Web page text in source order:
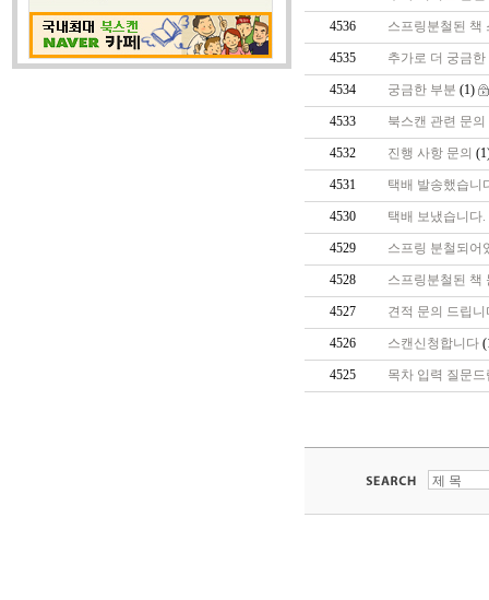
4536 스프링분철된 책
4535 추가로 더 궁금한
4534 궁금한 부분 (1)
4533 북스캔 관련 문의
4532 진행 사항 문의
4531 택배 발송했습니
4530 택배 보냈습니다.
4529 스프링 분철되어
4528 스프링분철된 책
4527 견적 문의 드립니
4526 스캔신청합니다
4525 목차 입력 질문